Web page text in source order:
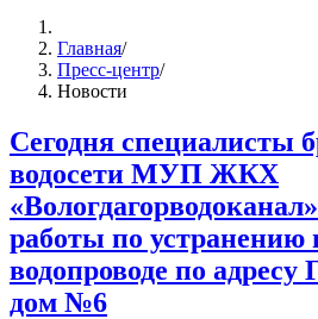
Главная/
Пресс-центр/
Новости
Сегодня специалисты
водосети МУП ЖКХ
работы по устранению
водопроводе по адресу
дом №6